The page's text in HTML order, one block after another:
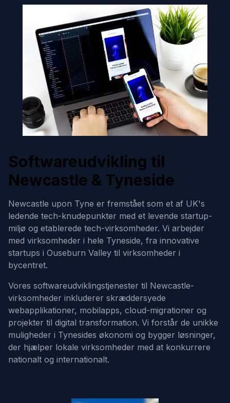
Softwareudvikling til
Newcastle & Tyneside
Newcastle upon Tyne er fremstået som et af UK's
ledende tech-knudepunkter med et levende startup-
miljø og etablerede tech-virksomheder. Vi arbejder
med virksomheder i hele Tyneside, fra innovative
startups i Ouseburn Valley til virksomheder i
bycentret.
Vores softwareudviklingstjenester til Newcastle-
virksomheder inkluderer skræddersyede
webapplikationer, mobilapps, cloud-migrationer og
projekter til digital transformation. Vi forstår de unikke
muligheder i Tynesides økonomi og bygger løsninger,
der hjælper lokale virksomheder med at konkurrere
nationalt og internationalt.